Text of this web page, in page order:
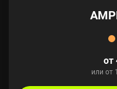
от
или от